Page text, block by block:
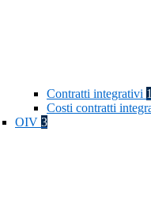
Contratti integrativi
Costi contratti
OIV 3